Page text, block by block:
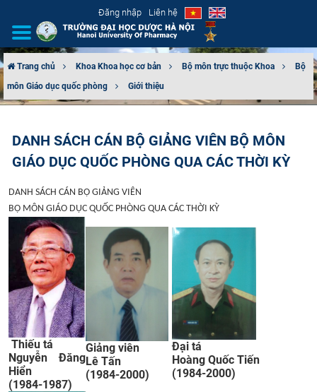
Đăng nhập Liên hệ
GIỚI THIỆU
TUYỂN SINH
ĐÀO TẠO
ĐẢM BẢO CHẤT LƯỢNG
KHOA HỌC CÔNG NGHỆ
HTQT
CỰU NGƯỜI HỌC
Trang chủ Khoa Khoa học cơ bản Bộ môn trực thuộc Khoa
Bộ
môn Giáo dục quốc phòng
Giới thiệu
DANH SÁCH CÁN BỘ GIẢNG VIÊN BỘ MÔN
GIÁO DỤC QUỐC PHÒNG QUA CÁC THỜI KỲ
DANH SÁCH CÁN BỘ GIẢNG VIÊN
BỘ MÔN GIÁO DỤC QUỐC PHÒNG QUA CÁC THỜI KỲ
Thiếu tá
Nguyễn Đăng
Hiển
(1984-1987)
Giảng viên
Lê Tấn
(1984-2000)​
Đại tá
Hoàng Quốc Tiến
(1984-2000)​